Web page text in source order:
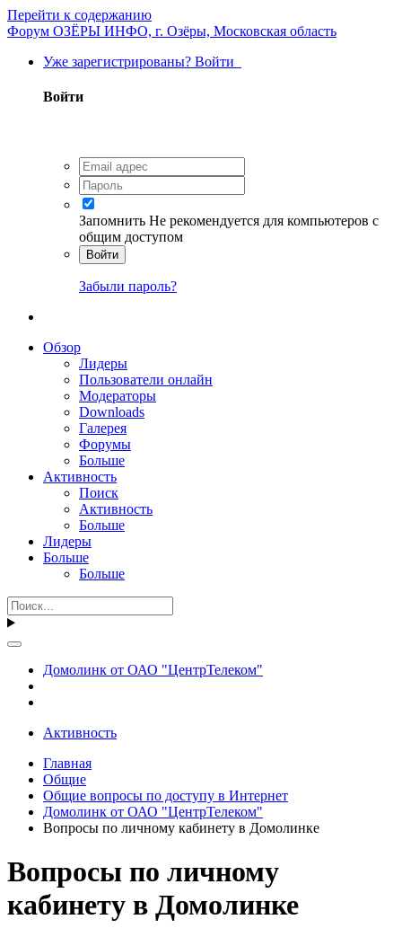
Перейти к содержанию
Форум ОЗЁРЫ ИНФО, г. Озёры, Московская область
Уже зарегистрированы? Войти
Войти
Запомнить Не рекомендуется для компьютеров с
общим доступом
Войти
Забыли пароль?
Обзор
Лидеры
Пользователи онлайн
Модераторы
Downloads
Галерея
Форумы
Больше
Активность
Поиск
Активность
Больше
Лидеры
Больше
Больше
Домолинк от ОАО "ЦентрТелеком"
Активность
Главная
Общие
Общие вопросы по доступу в Интернет
Домолинк от ОАО "ЦентрТелеком"
Вопросы по личному кабинету в Домолинке
Вопросы по личному
кабинету в Домолинке